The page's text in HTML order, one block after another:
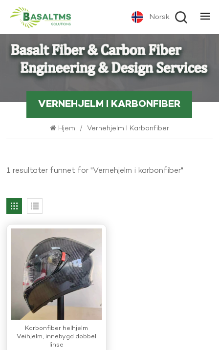
Norsk
VERNEHJELM I KARBONFIBER
Hjem / Vernehjelm I Karbonfiber
1 resultater funnet for "Vernehjelm i karbonfiber"
Karbonfiber helhjelm
Veihjelm, innebygd dobbel
linse